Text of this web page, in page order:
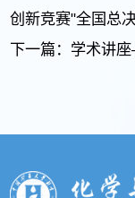
创新竞赛"全国总
下一篇： 学术讲